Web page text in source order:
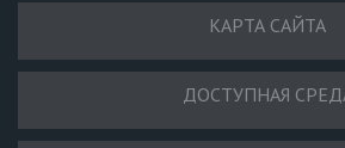
КАРТА САЙТА
ДОСТУПНАЯ